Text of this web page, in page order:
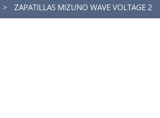
ZAPATILLAS MIZUNO WAVE VOLTAGE 2